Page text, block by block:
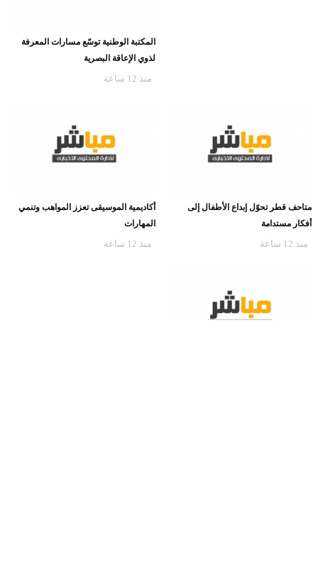
المكتبة الوطنية توسّع مسارات المعرفة
لذوي الإعاقة البصرية
منذ 12 ساعة
متاحف قطر تحوّل إبداع الأطفال إلى
أفكار مستدامة
منذ 12 ساعة
أكاديمية الموسيقى تعزز المواهب وتنمي
المهارات
منذ 12 ساعة